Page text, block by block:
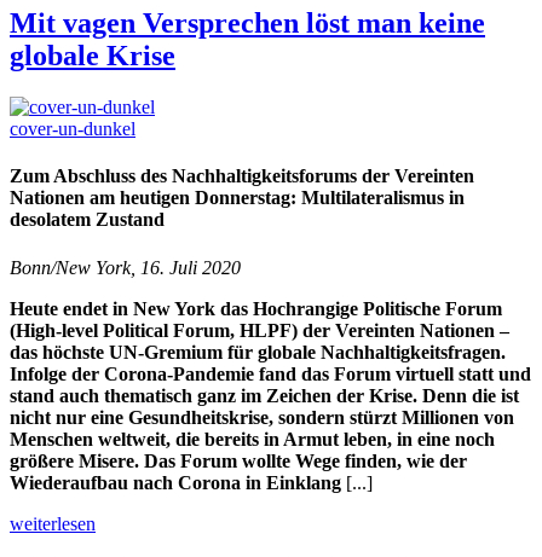
Mit vagen Versprechen löst man keine
globale Krise
cover-un-dunkel
Zum Abschluss des Nachhaltigkeitsforums der Vereinten
Nationen am heutigen Donnerstag: Multilateralismus in
desolatem Zustand
Bonn/New York, 16. Juli 2020
Heute endet in New York das Hochrangige Politische Forum
(High-level Political Forum, HLPF) der Vereinten Nationen –
das höchste UN-Gremium für globale Nachhaltigkeitsfragen.
Infolge der Corona-Pandemie fand das Forum virtuell statt und
stand auch thematisch ganz im Zeichen der Krise. Denn die ist
nicht nur eine Gesundheitskrise, sondern stürzt Millionen von
Menschen weltweit, die bereits in Armut leben, in eine noch
größere Misere. Das Forum wollte Wege finden, wie der
Wiederaufbau nach Corona in Einklang [...]
weiterlesen